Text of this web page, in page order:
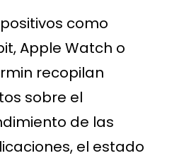
como
Apple Watch o
recopilan
sobre el
de las
el estado